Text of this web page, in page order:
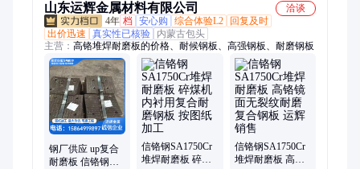
山东运辉金属材料有限公司
洽谈
4年 档 安心购 综合体验L2
回复及时
出价迅速
真实性已核验
内蒙古包头
主营： 高铬堆焊耐磨板的价格、耐候钢板、高强钢板、耐磨钢板
钢厂供应 up复合
耐磨板 信铬钢
信铬钢SA1750Cr
堆焊耐磨板 碎煤
信铬钢SA1750Cr
堆焊耐磨板 高铬